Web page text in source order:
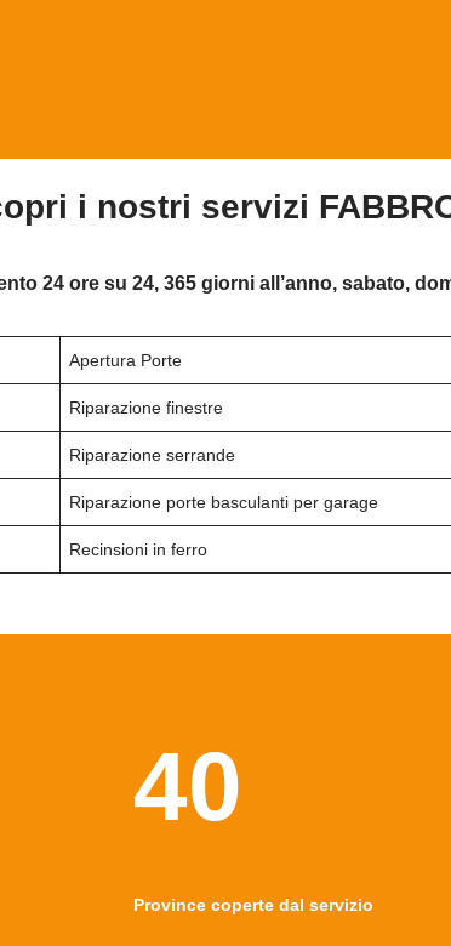
i nostri servizi
24 ore su 24, 365 giorni all’anno, sabato,
Apertura Porte
Riparazione finestre
Riparazione serrande
Riparazione porte basculanti per garage
Recinsioni in ferro
40
Province coperte dal servizio